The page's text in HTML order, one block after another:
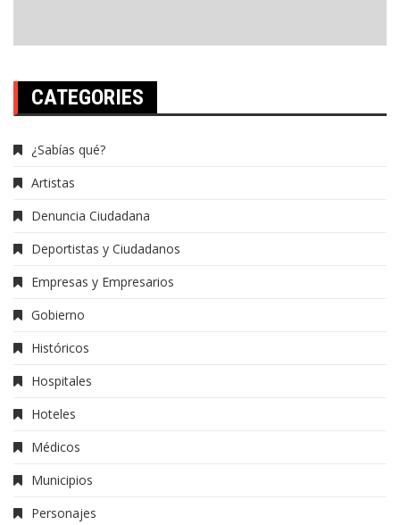
CATEGORIES
¿Sabías qué?
Artistas
Denuncia Ciudadana
Deportistas y Ciudadanos
Empresas y Empresarios
Gobierno
Históricos
Hospitales
Hoteles
Médicos
Municipios
Personajes